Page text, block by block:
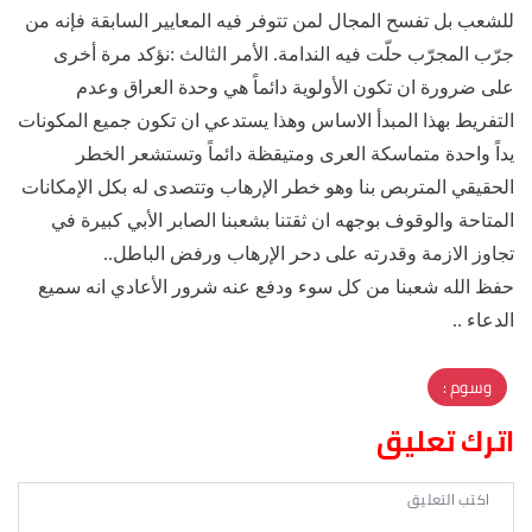
للشعب بل تفسح المجال لمن تتوفر فيه المعايير السابقة فإنه من
جرّب المجرّب حلّت فيه الندامة. الأمر الثالث :نؤكد مرة أخرى
على ضرورة ان تكون الأولوية دائماً هي وحدة العراق وعدم
التفريط بهذا المبدأ الاساس وهذا يستدعي ان تكون جميع المكونات
يداً واحدة متماسكة العرى ومتيقظة دائماً وتستشعر الخطر
الحقيقي المتربص بنا وهو خطر الإرهاب وتتصدى له بكل الإمكانات
المتاحة والوقوف بوجهه ان ثقتنا بشعبنا الصابر الأبي كبيرة في
تجاوز الازمة وقدرته على دحر الإرهاب ورفض الباطل..
حفظ الله شعبنا من كل سوء ودفع عنه شرور الأعادي انه سميع
الدعاء ..
وسوم :
اترك تعليق